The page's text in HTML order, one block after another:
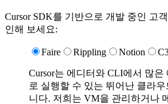
Cursor SDK를 기반으로 개발 중인 고
인해 보세요:
Faire Rippling Notion
Cursor는 에디터와 CLI에서 많은
로 실행할 수 있는 뛰어난 클라
니다. 저희는 VM을 관리하거나